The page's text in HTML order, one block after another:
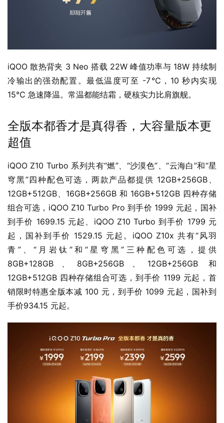
iQOO 散热背夹 3 Neo 搭载 22W 峰值功率与 18W 持续制
冷输出的强劲配置。最低温度可至 -7℃，10 秒内实现
15℃ 急速降温。常温都能结霜，硬核实力比肩旗舰。
全版本都香才是真得香，大容量版本更
超值
iQOO Z10 Turbo 系列共有“燃”、“沙漠色”、“云海白”和“星
穹黑”四种配色可选，两款产品都提供 12GB+256GB、
12GB+512GB、16GB+256GB 和 16GB+512GB 四种存储
组合可选，iQOO Z10 Turbo Pro 到手价 1999 元起，国补
到手价 1699.15 元起、iQOO Z10 Turbo 到手价 1799 元
起，国补到手价 1529.15 元起。iQOO Z10x 共有“风羽
青”、“月岩钛”和“星穹黑”三种配色可选，提供
8GB+128GB、8GB+256GB、12GB+256GB 和
12GB+512GB 四种存储组合可选，到手价 1199 元起，首
销限时特惠全版本减 100 元，到手价 1099 元起，国补到
手价934.15 元起。